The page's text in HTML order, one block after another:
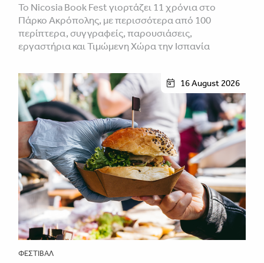
Το Nicosia Book Fest γιορτάζει 11 χρόνια στο
Πάρκο Ακρόπολης, με περισσότερα από 100
περίπτερα, συγγραφείς, παρουσιάσεις,
εργαστήρια και Τιμώμενη Χώρα την Ισπανία
16 August 2026
ΦΕΣΤΙΒΑΛ